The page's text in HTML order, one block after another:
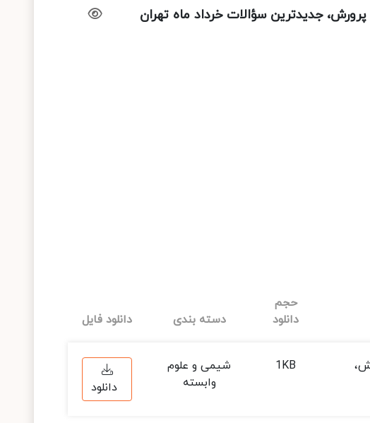
جدیدترین سؤالات خرداد ماه تهران
حجم
دانلود
دسته بندی دانلود فایل
1KB
شیمی و علوم
وابسته
دانلود